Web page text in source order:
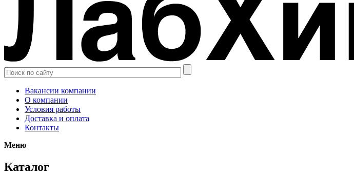
Вакансии компании
О компании
Условия работы
Доставка и оплата
Контакты
Меню
Каталог